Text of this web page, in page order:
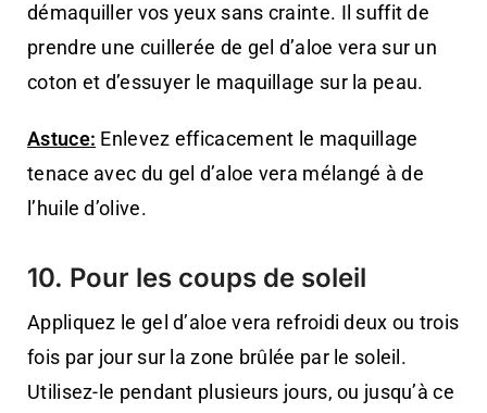
démaquiller vos yeux sans crainte. Il suffit de
prendre une cuillerée de gel d’aloe vera sur un
coton et d’essuyer le maquillage sur la peau.
Astuce: Enlevez efficacement le maquillage
tenace avec du gel d’aloe vera mélangé à de
l’huile d’olive.
10. Pour les coups de soleil
Appliquez le gel d’aloe vera refroidi deux ou trois
fois par jour sur la zone brûlée par le soleil.
Utilisez-le pendant plusieurs jours, ou jusqu’à ce